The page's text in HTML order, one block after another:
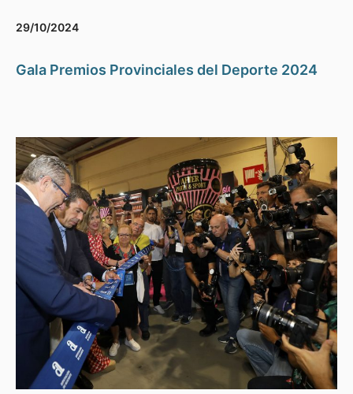
29/10/2024
Gala Premios Provinciales del Deporte 2024